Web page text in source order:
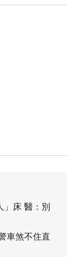
」床 醫：別
車煞不住直